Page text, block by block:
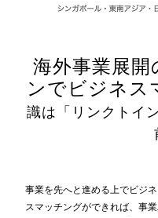
海外事業展開
ンでビジネス
識は「リンクトイ
事業を先へと進める上でビジ
スマッチングができれば、事